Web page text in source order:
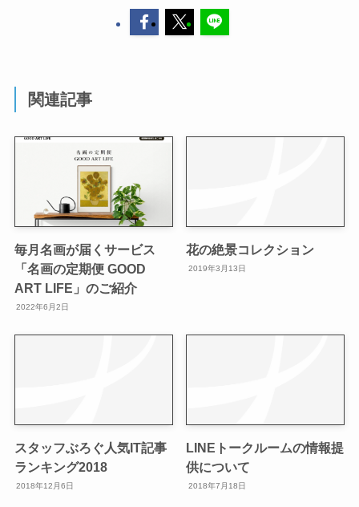
関連記事
毎月名画が届くサービス
「名画の定期便 GOOD
ART LIFE」のご紹介
2022年6月2日
花の絶景コレクション
2019年3月13日
スタッフぶろぐ人気IT記事
ランキング2018
2018年12月6日
LINEトークルームの情報提
供について
2018年7月18日